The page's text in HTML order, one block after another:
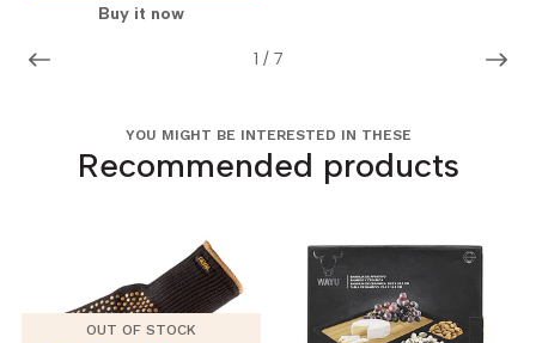
1 / 7
Buy it now
YOU MIGHT BE INTERESTED IN THESE
Recommended products
OUT OF STOCK